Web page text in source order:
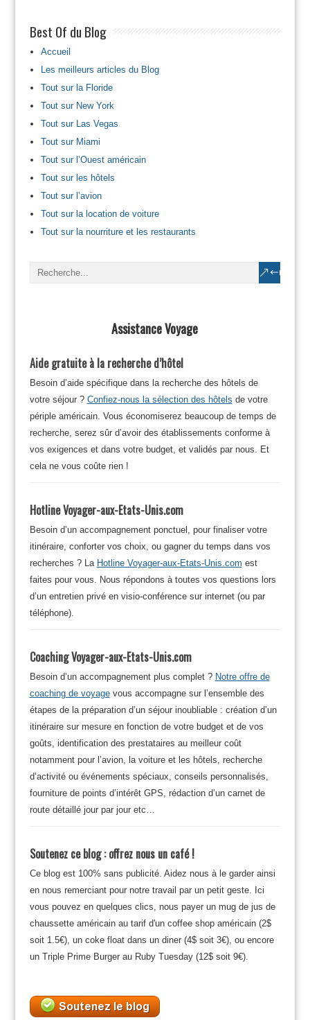
Best Of du Blog
Accueil
Les meilleurs articles du Blog
Tout sur la Floride
Tout sur New York
Tout sur Las Vegas
Tout sur Miami
Tout sur l’Ouest américain
Tout sur les hôtels
Tout sur l’avion
Tout sur la location de voiture
Tout sur la nourriture et les restaurants
Assistance Voyage
Aide gratuite à la recherche d’hôtel
Besoin d’aide spécifique dans la recherche des hôtels de
votre séjour ? Confiez-nous la sélection des hôtels de votre
périple américain. Vous économiserez beaucoup de temps de
recherche, serez sûr d’avoir des établissements conforme à
vos exigences et dans votre budget, et validés par nous. Et
cela ne vous coûte rien !
Hotline Voyager-aux-Etats-Unis.com
Besoin d’un accompagnement ponctuel, pour finaliser votre
itinéraire, conforter vos choix, ou gagner du temps dans vos
recherches ? La Hotline Voyager-aux-Etats-Unis.com est
faites pour vous. Nous répondons à toutes vos questions lors
d’un entretien privé en visio-conférence sur internet (ou par
téléphone).
Coaching Voyager-aux-Etats-Unis.com
Besoin d’un accompagnement plus complet ? Notre offre de
coaching de voyagevous accompagne sur l’ensemble des
étapes de la préparation d’un séjour inoubliable : création d’un
itinéraire sur mesure en fonction de votre budget et de vos
goûts, identification des prestataires au meilleur coût
notamment pour l’avion, la voiture et les hôtels, recherche
d’activité ou événements spéciaux, conseils personnalisés,
fourniture de points d’intérêt GPS, rédaction d’un carnet de
route détaillé jour par jour etc…
Soutenez ce blog : offrez nous un café !
Ce blog est 100% sans publicité. Aidez nous à le garder ainsi
en nous remerciant pour notre travail par un petit geste. Ici
vous pouvez en quelques clics, nous payer un mug de jus de
chaussette américain au tarif d'un coffee shop américain (2$
soit 1.5€), un coke float dans un diner (4$ soit 3€), ou encore
un Triple Prime Burger au Ruby Tuesday (12$ soit 9€).